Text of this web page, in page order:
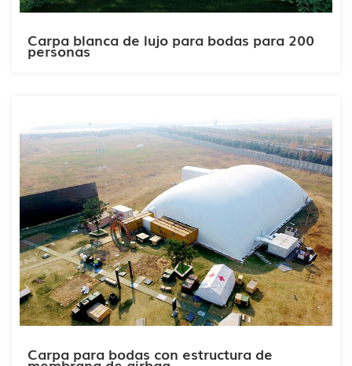
Carpa blanca de lujo para bodas para 200
personas
Carpa para bodas con estructura de